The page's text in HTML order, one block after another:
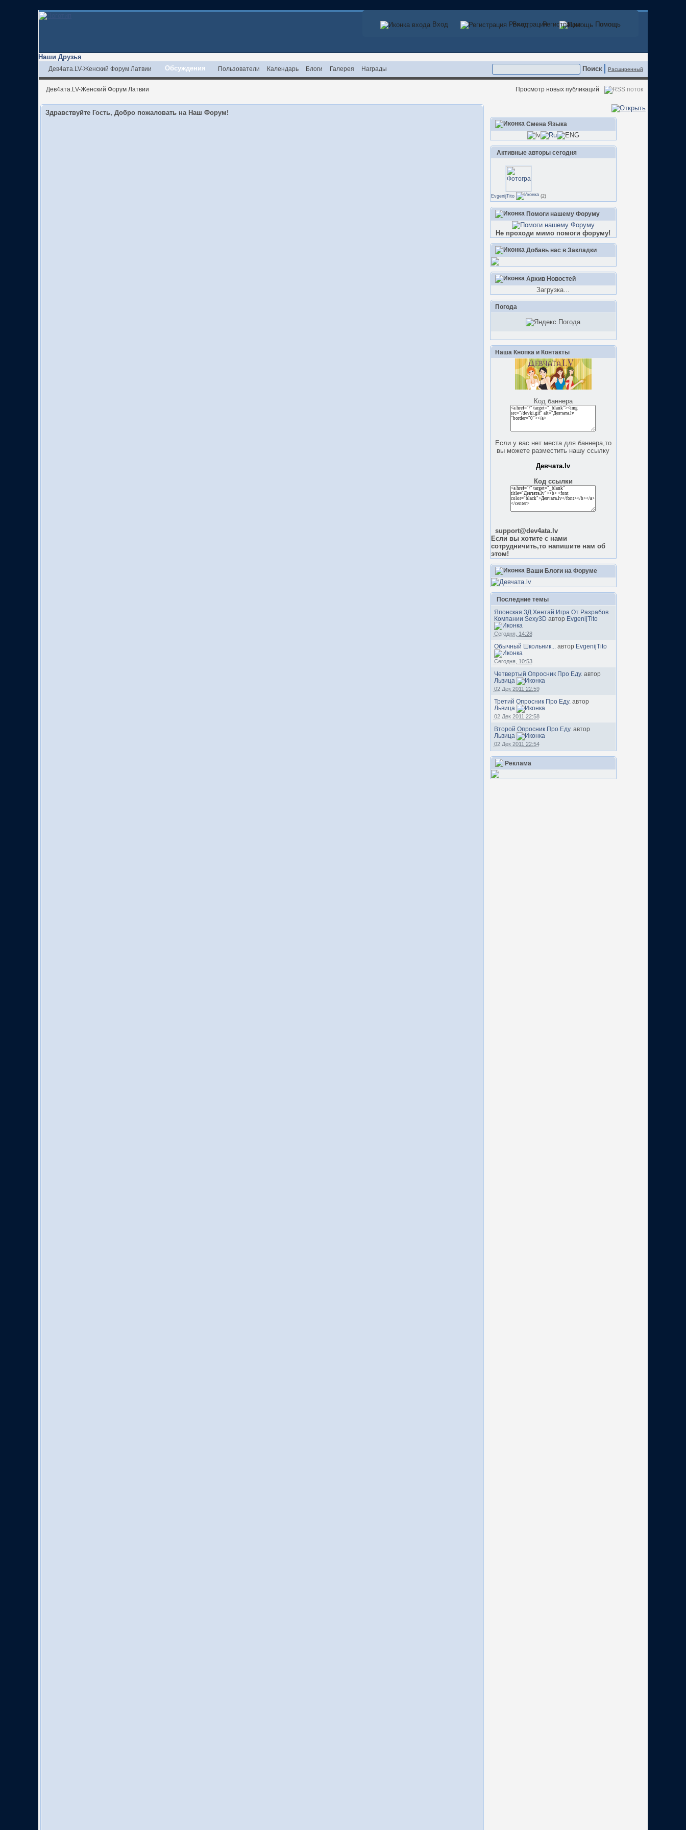
Вход Регистрация Помощь
Вход Регистрация Помощь
Наши Друзья
Расширенный
Дев4ата.LV-Женский Форум Латвии Обсуждения Пользователи Календарь Блоги Галерея Награды
Дев4ата.LV-Женский Форум Латвии Просмотр новых публикаций
Смена Языка
Активные авторы сегодня
EvgenijTito (2)
Помоги нашему Форуму
Не проходи мимо помоги форуму!
Добавь нас в Закладки
Архив Новостей
Загрузка...
Погода
Наша Кнопка и Контакты
Код баннера
Если у вас нет места для баннера,то
вы можете разместить нашу ссылку
Девчата.lv
Код ссылки
support@dev4ata.lv
Если вы хотите с нами
сотрудничить,то напишите нам об
этом!
Ваши Блоги на Форуме
Последние темы
Японская 3Д Хентай Игра От Разрабов
Компании Sexy3D автор EvgenijTito
Сегодня, 14:28
Обычный Школьник... автор EvgenijTito
Сегодня, 10:53
Четвертый Опросник Про Еду. автор
Львица
02 Дек 2011 22:59
Третий Опросник Про Еду. автор
Львица
02 Дек 2011 22:58
Второй Опросник Про Еду. автор
Львица
02 Дек 2011 22:54
Реклама
Здравствуйте Гость, Добро пожаловать на Наш Форум!